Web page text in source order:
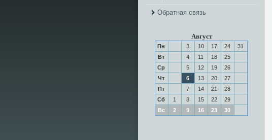
Обратная связь
Август
Пн 3 10 17 24
31
Вт
4 11 18
25
Ср
5 12 19
26
Чт
6 13 20
27
Пт
7 14 21
28
Сб
1 8 15 22
29
Вс
2 9 16 23 30